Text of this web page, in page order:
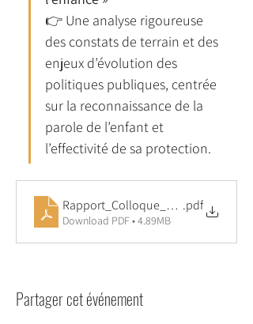
👉 Une analyse rigoureuse
des constats de terrain et des
enjeux d’évolution des
politiques publiques, centrée
sur la reconnaissance de la
parole de l’enfant et
l’effectivité de sa protection.
.pdf
Download PDF • 4.89MB
Partager cet événement